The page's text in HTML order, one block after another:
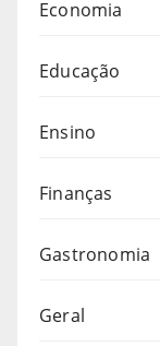
Economia
Educação
Ensino
Finanças
Gastronomia
Geral